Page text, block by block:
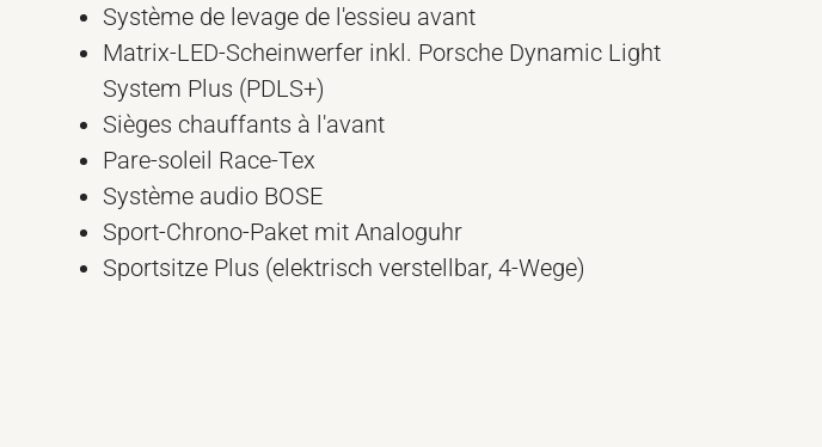
Système de levage de l'essieu avant
Matrix-LED-Scheinwerfer inkl. Porsche Dynamic Light
System Plus (PDLS+)
Sièges chauffants à l'avant
Pare-soleil Race-Tex
Système audio BOSE
Sport-Chrono-Paket mit Analoguhr
Sportsitze Plus (elektrisch verstellbar, 4-Wege)